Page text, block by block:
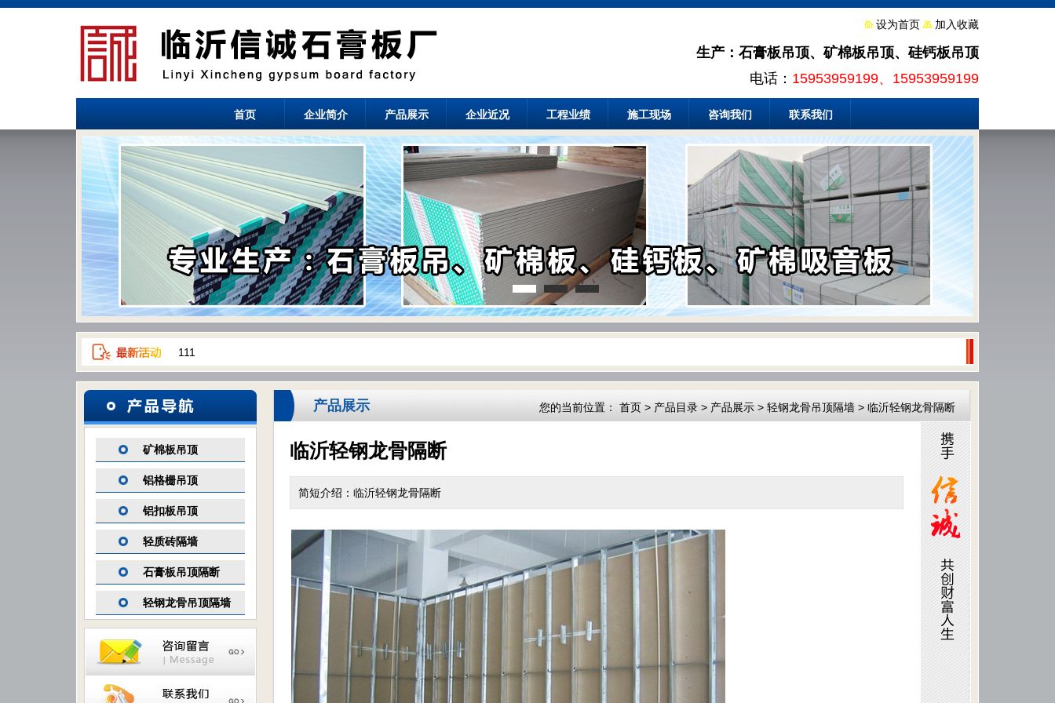
设为首页 加入收藏
生产：石膏板吊顶、矿棉板吊顶、硅钙板吊顶
电话： 15953959199、15953959199
首页 企业简介 产品展示 企业近况 工程业绩 施工现场 咨询我们 联系我们
111
矿棉板吊顶
铝格栅吊顶
铝扣板吊顶
轻质砖隔墙
石膏板吊顶隔断
轻钢龙骨吊顶隔墙
产品展示 您的当前位置： 首页 > 产品目录 > 产品展示 > 轻钢龙骨吊顶隔墙 > 临沂轻钢龙骨隔断
临沂轻钢龙骨隔断
简短介绍：临沂轻钢龙骨隔断